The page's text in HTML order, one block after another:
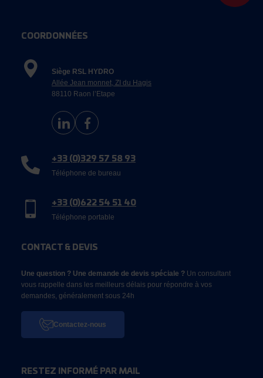
COORDONNÉES
Siège RSL HYDRO
Allée Jean monnet, ZI du Hagis
88110 Raon l’Etape
+33 (0)329 57 58 93
Téléphone de bureau
+33 (0)622 54 51 40
Téléphone portable
CONTACT & DEVIS
Une question ? Une demande de devis spéciale ? Un consultant
vous rappelle dans les meilleurs délais pour répondre à vos
demandes, généralement sous 24h
Contactez-nous
RESTEZ INFORMÉ PAR MAIL